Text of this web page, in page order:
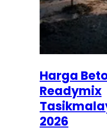
Harga
Readymix
2026